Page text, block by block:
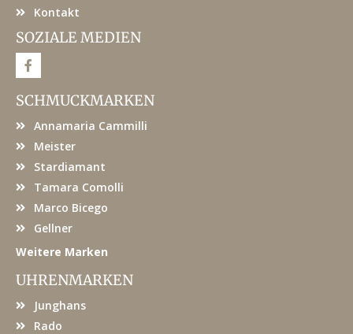
Kontakt
SOZIALE MEDIEN
F
a
e
b
o
SCHMUCKMARKEN
Annamaria Cammilli
Meister
Stardiamant
Tamara Comolli
Marco Bicego
Gellner
Weitere Marken
UHRENMARKEN
Junghans
Rado